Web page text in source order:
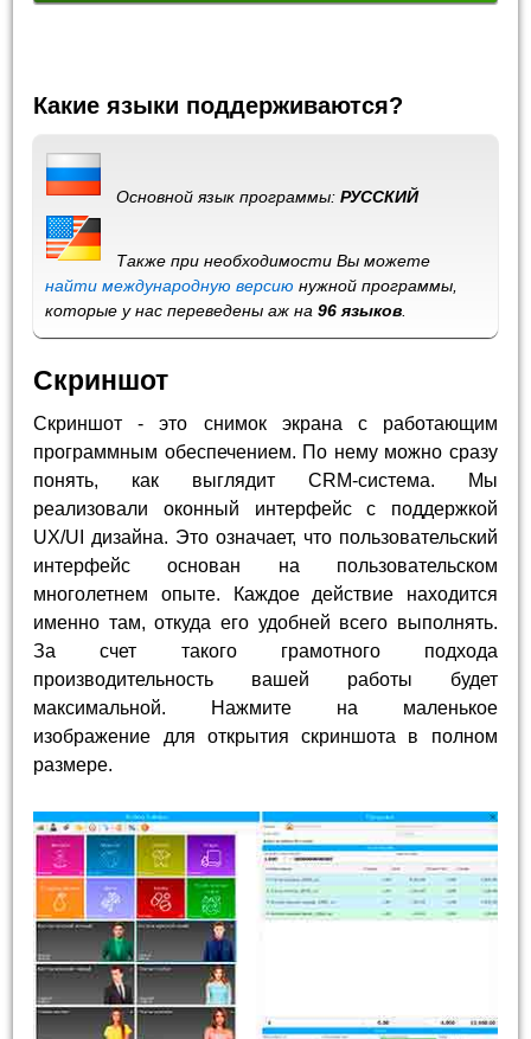
Какие языки поддерживаются?
Основной язык программы:РУССКИЙ
Также при необходимости Вы можете
найти международную версию нужной программы,
которые у нас переведены аж на96 языков
Скриншот
Скриншот - это снимок экрана с работающим
программным обеспечением. По нему можно сразу
понять, как выглядит CRM-система. Мы
реализовали оконный интерфейс с поддержкой
UX/UI дизайна. Это означает, что пользовательский
интерфейс основан на пользовательском
многолетнем опыте. Каждое действие находится
именно там, откуда его удобней всего выполнять.
За счет такого грамотного подхода
производительность вашей работы будет
максимальной. Нажмите на маленькое
изображение для открытия скриншота в полном
размере.